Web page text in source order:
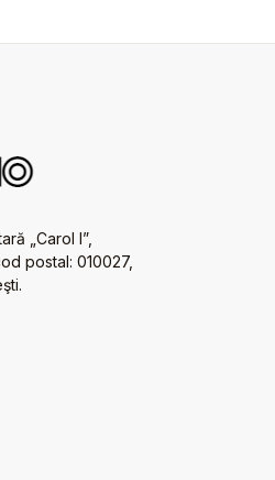
„Carol I”,
postal: 010027,